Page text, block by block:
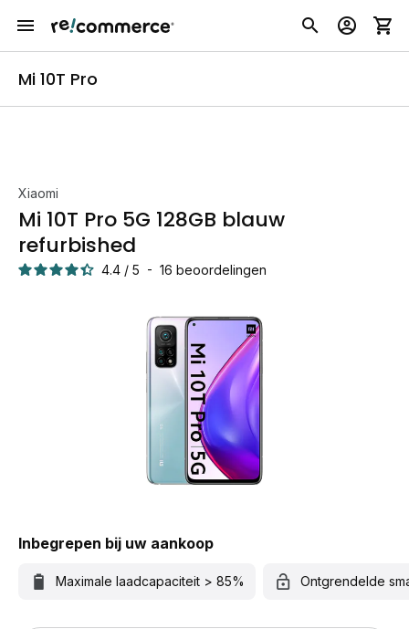
Mi 10T Pro
Xiaomi
Mi 10T Pro 5G 128GB blauw
refurbished
4.4 / 5 - 16 beoordelingen
Inbegrepen bij uw aankoop
Maximale laadcapaciteit > 85% Ontgrendelde